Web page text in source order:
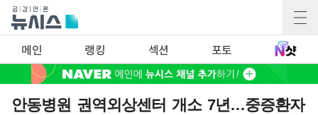
메인 랭킹 섹션 포토
안동병원 권역외상센터 개소 7년…중증환자